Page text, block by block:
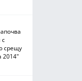
с
срещу
2014"